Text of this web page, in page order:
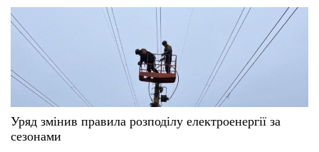
Уряд змінив правила розподілу електроенергії за
сезонами